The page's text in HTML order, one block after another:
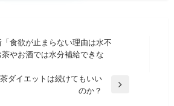
食欲が止まらない理由は水不
やお酒では水分補給できな
ダイエットは続けてもいい
のか？